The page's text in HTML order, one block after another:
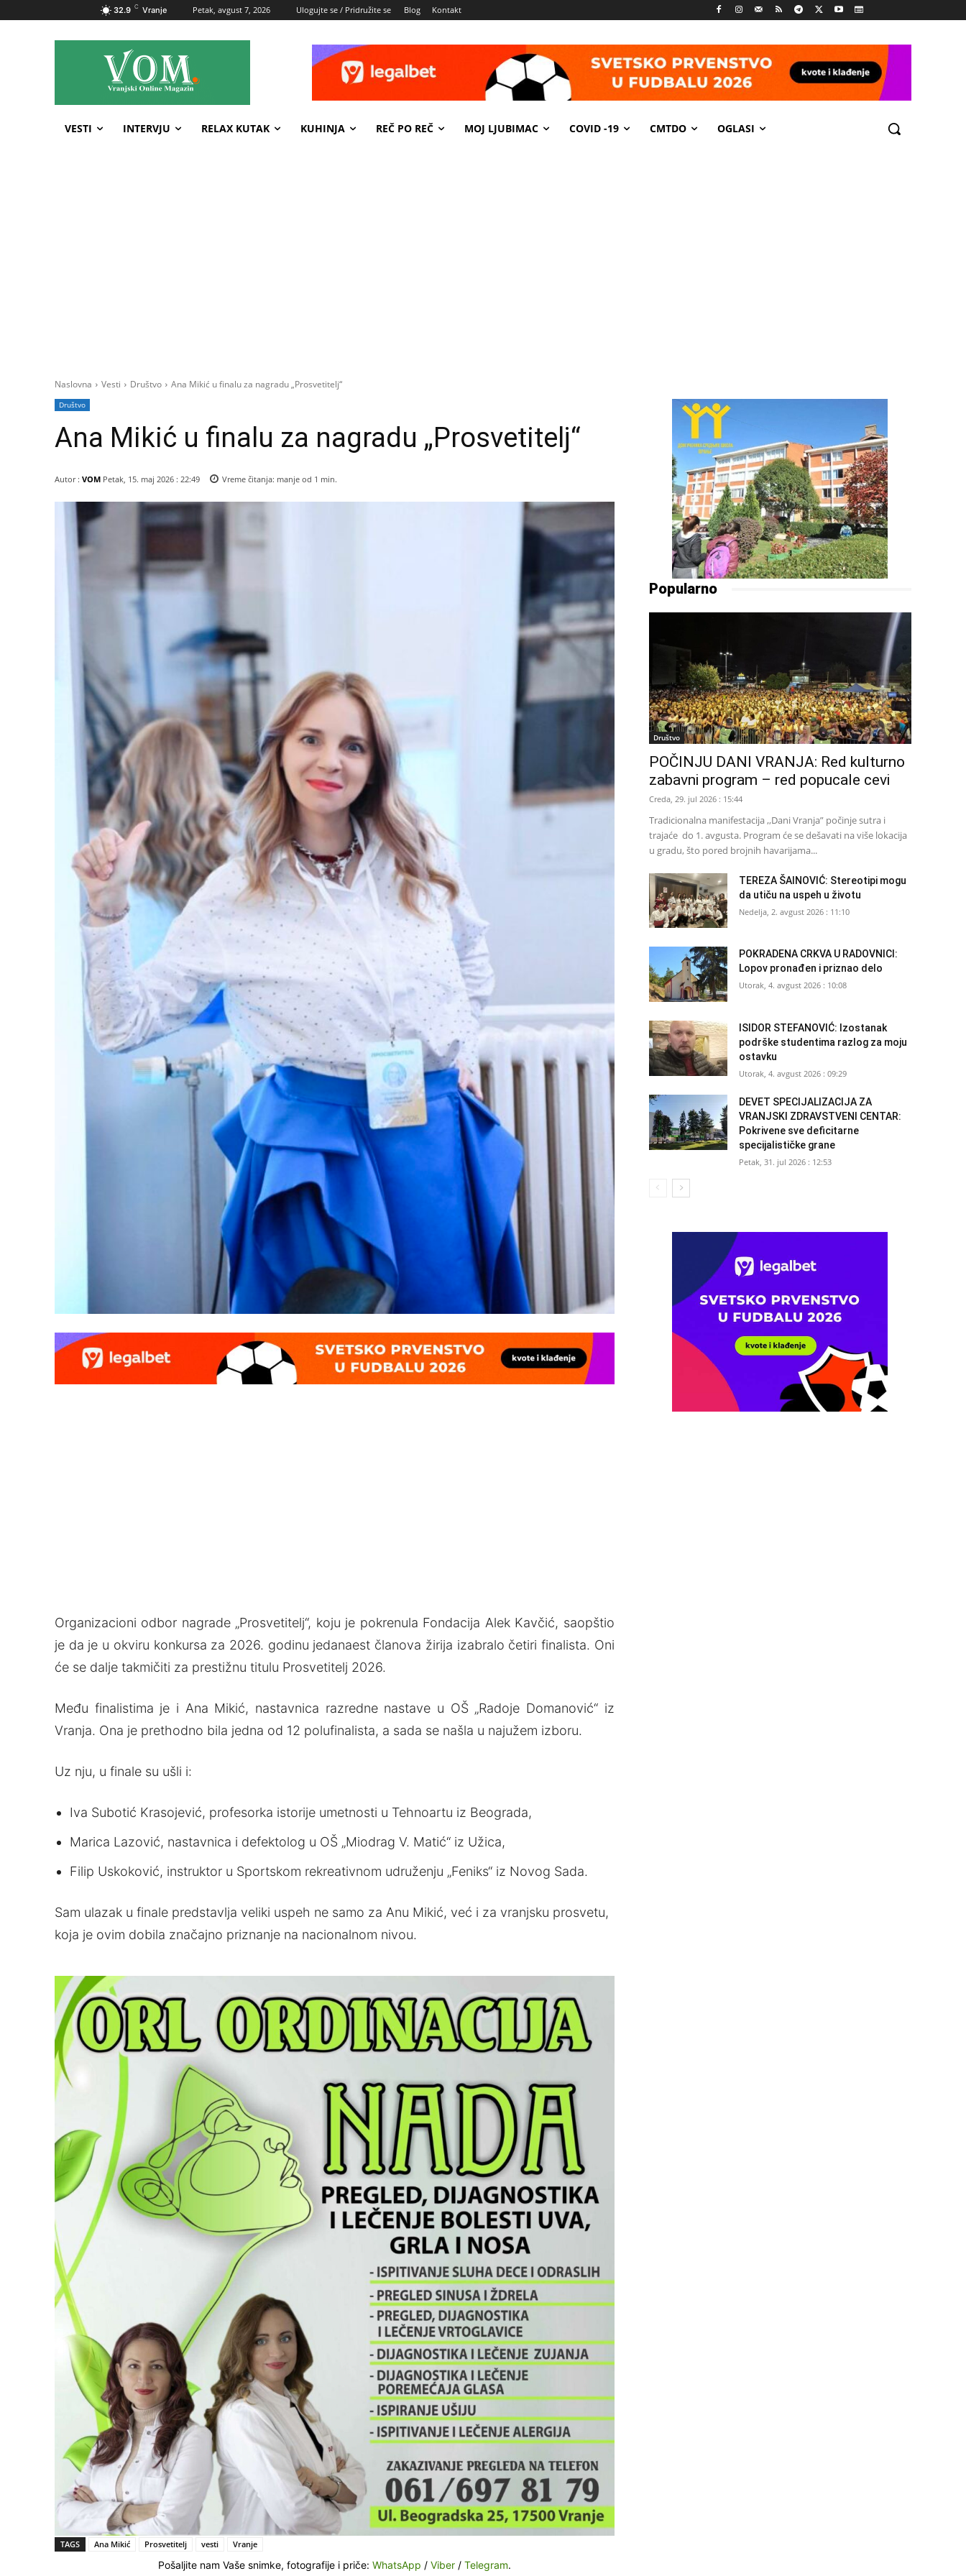
32.9 C Vranje Petak, avgust 7, 2026 Ulogujte se / Pridružite se Blog Kontakt
VESTI INTERVJU RELAX KUTAK KUHINJA REČ PO REČ MOJ LJUBIMAC COVID -19 CMTDO OGLASI
Naslovna Vesti Društvo Ana Mikić u finalu za nagradu „Prosvetitelj“
Društvo
Ana Mikić u finalu za nagradu „Prosvetitelj“
Autor : VOM Petak, 15. maj 2026 : 22:49 Vreme čitanja: manje od 1 min.
Organizacioni odbor nagrade „Prosvetitelj“, koju je pokrenula Fondacija Alek Kavčić, saopštio
je da je u okviru konkursa za 2026. godinu jedanaest članova žirija izabralo četiri finalista. Oni
će se dalje takmičiti za prestižnu titulu Prosvetitelj 2026.
Među finalistima je i Ana Mikić, nastavnica razredne nastave u OŠ „Radoje Domanović“ iz
Vranja. Ona je prethodno bila jedna od 12 polufinalista, a sada se našla u najužem izboru.
Uz nju, u finale su ušli i:
Iva Subotić Krasojević, profesorka istorije umetnosti u Tehnoartu iz Beograda,
Marica Lazović, nastavnica i defektolog u OŠ „Miodrag V. Matić“ iz Užica,
Filip Uskoković, instruktor u Sportskom rekreativnom udruženju „Feniks“ iz Novog Sada.
Sam ulazak u finale predstavlja veliki uspeh ne samo za Anu Mikić, već i za vranjsku prosvetu,
koja je ovim dobila značajno priznanje na nacionalnom nivou.
TAGS Ana Mikić Prosvetitelj vesti Vranje
Pošaljite nam Vaše snimke, fotografije i priče: WhatsApp / Viber/ Telegram.
Popularno
Društvo
POČINJU DANI VRANJA: Red kulturno
zabavni program – red popucale cevi
Creda, 29. jul 2026 : 15:44
Tradicionalna manifestacija ,,Dani Vranja” počinje sutra i
trajaće do 1. avgusta. Program će se dešavati na više lokacija
u gradu, što pored brojnih havarijama...
TEREZA ŠAINOVIĆ: Stereotipi mogu
da utiču na uspeh u životu
Nedelja, 2. avgust 2026 : 11:10
POKRADENA CRKVA U RADOVNICI:
Lopov pronađen i priznao delo
Utorak, 4. avgust 2026 : 10:08
ISIDOR STEFANOVIĆ: Izostanak
podrške studentima razlog za moju
ostavku
Utorak, 4. avgust 2026 : 09:29
DEVET SPECIJALIZACIJA ZA
VRANJSKI ZDRAVSTVENI CENTAR:
Pokrivene sve deficitarne
specijalističke grane
Petak, 31. jul 2026 : 12:53